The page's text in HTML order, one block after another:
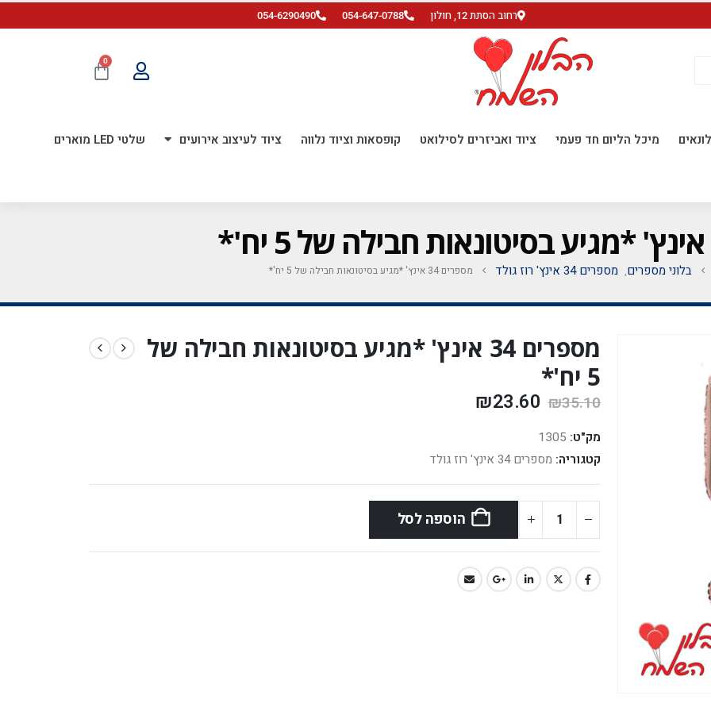
רחוב הסתת 12, חולון 054-647-0788
054-6290490
0
מיכל הליום חד פעמי ציוד ואביזרים לסילואט קופסאות וציוד נלווה ציוד לעיצוב אירועים שלטי LED מוארים
בלוני מספרים, מספרים 34 אינץ' רוז גולד מספרים 34 אינץ' *מגיע בסיטונאות חבילה של 5 יח'*
מספרים 34 אינץ' *מגיע בסיטונאות חבילה של
5 יח'*
₪35.10
₪23.60
מק"ט: 1305
קטגוריה: מספרים 34 אינץ' רוז גולד
הוספה לסל